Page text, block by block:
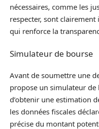
nécessaires, comme les
respecter, sont
qui renforce la
Simulateur de bourse
Avant de soumettre une
propose un simulateur
d’obtenir une estimation
les données fiscales
précise du montant